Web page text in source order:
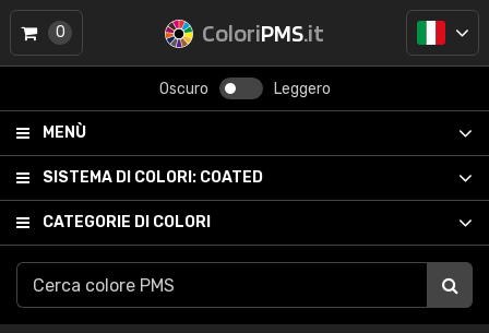
ColoriPMS.it
Oscuro Leggero
MENÙ
SISTEMA DI COLORI: COATED
CATEGORIE DI COLORI
0